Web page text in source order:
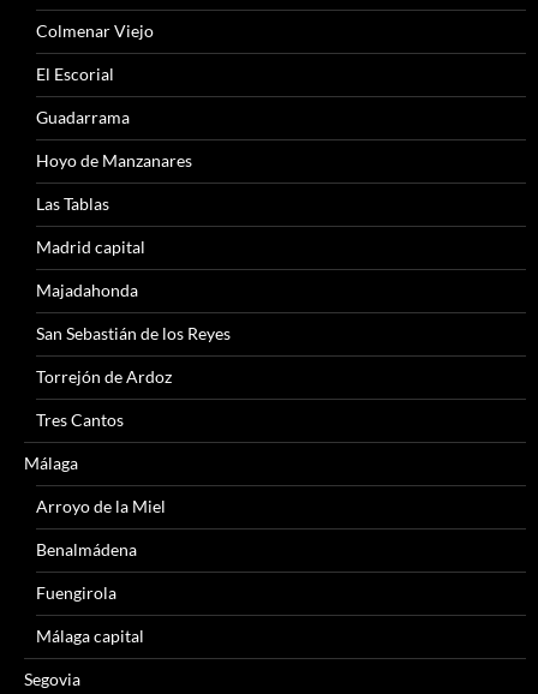
Colmenar Viejo
El Escorial
Guadarrama
Hoyo de Manzanares
Las Tablas
Madrid capital
Majadahonda
San Sebastián de los Reyes
Torrejón de Ardoz
Tres Cantos
Málaga
Arroyo de la Miel
Benalmádena
Fuengirola
Málaga capital
Segovia